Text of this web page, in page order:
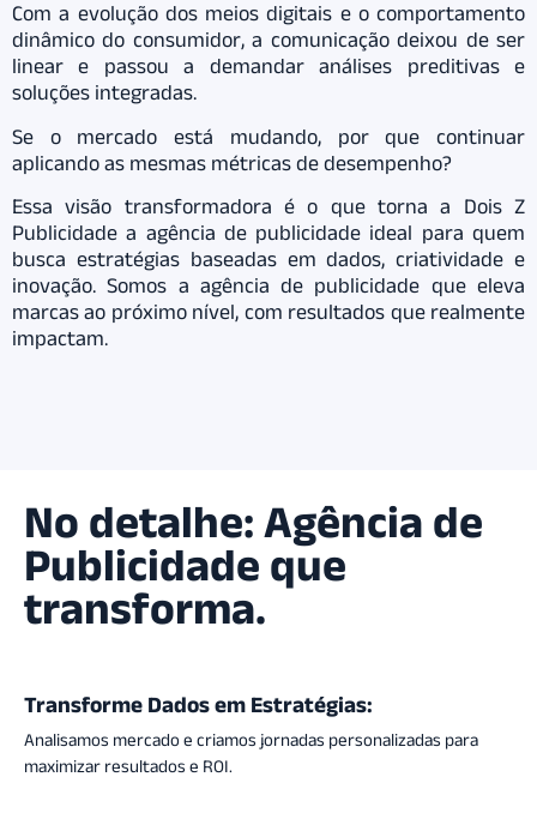
Com a evolução dos meios digitais e o comportamento
dinâmico do consumidor, a comunicação deixou de ser
linear e passou a demandar análises preditivas e
soluções integradas.
Se o mercado está mudando, por que continuar
aplicando as mesmas métricas de desempenho?
Essa visão transformadora é o que torna a Dois Z
Publicidade a agência de publicidade ideal para quem
busca estratégias baseadas em dados, criatividade e
inovação. Somos a agência de publicidade que eleva
marcas ao próximo nível, com resultados que realmente
impactam.
No detalhe: Agência de
Publicidade que
transforma.
Transforme Dados em Estratégias:
Analisamos mercado e criamos jornadas personalizadas para
maximizar resultados e ROI.